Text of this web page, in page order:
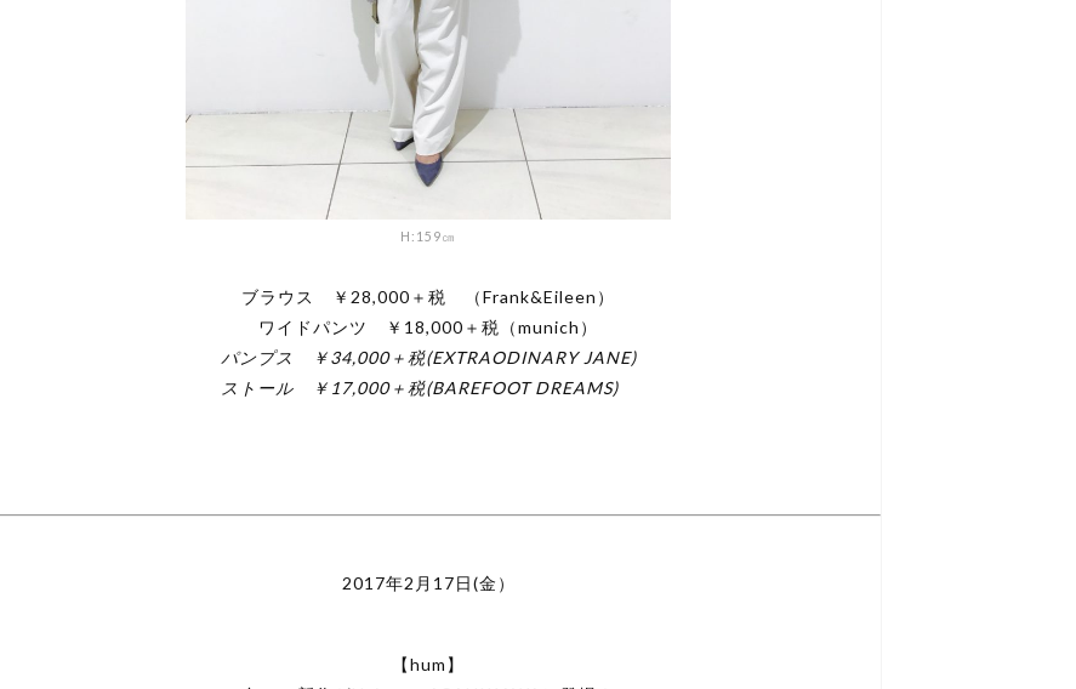
H:159㎝
ブラウス ￥28,000＋税 （Frank&Eileen）
ワイドパンツ ￥18,000＋税（munich）
パンプス ￥34,000＋税(EXTRAODINARY JANE)
ストール ￥17,000＋税(BAREFOOT DREAMS)
2017年2月17日(金）
【hum】